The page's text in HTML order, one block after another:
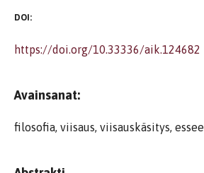
DOI:
https://doi.org/10.33336/aik.124682
Avainsanat:
filosofia, viisaus, viisauskäsitys, essee